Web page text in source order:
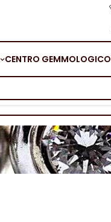
CENTRO GEMMOLOGICO